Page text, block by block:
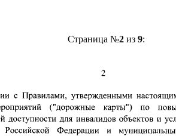
Страница №2из 9: